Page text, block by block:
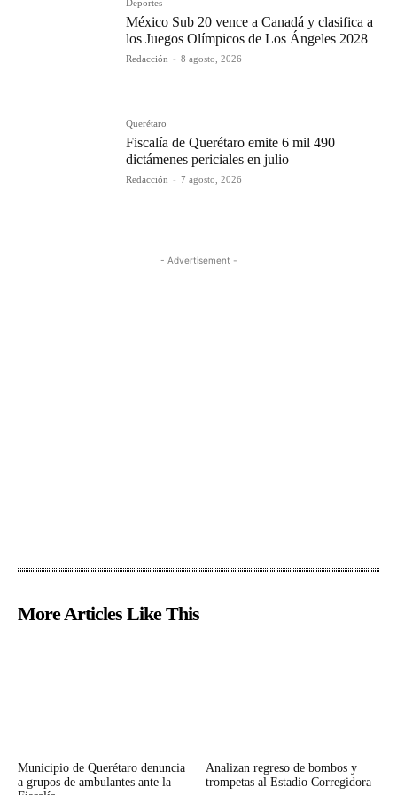
Deportes
México Sub 20 vence a Canadá y clasifica a
los Juegos Olímpicos de Los Ángeles 2028
Redacción - 8 agosto, 2026
Querétaro
Fiscalía de Querétaro emite 6 mil 490
dictámenes periciales en julio
Redacción - 7 agosto, 2026
- Advertisement -
More Articles Like This
Municipio de Querétaro denuncia
a grupos de ambulantes ante la
Analizan regreso de bombos y
trompetas al Estadio Corregidora